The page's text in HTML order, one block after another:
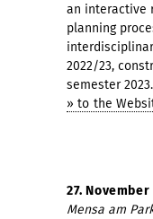
an interactive
planning
2022/23,
semester 2023.
» to the
27.
Mensa am